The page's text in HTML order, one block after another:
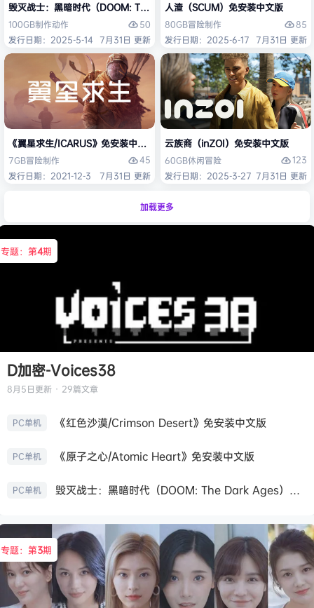
毁灭战士：黑暗时代（DOOM: The Dark Ages）免安装中文版
100GB制作动作
50
发行日期：2025-5-14 7月31日 更新
人渣（SCUM）免安装中文版
80GB冒险制作
85
发行日期：2025-6-17 7月31日 更新
《翼星求生/ICARUS》免安装中文版
7GB冒险制作
45
发行日期：2021-12-3
7月31日 更新
云族裔（inZOI）免安装中文版
60GB休闲冒险
123
发行日期：2025-3-27 7月31日 更新
加载更多
专题：第4期
D加密-Voices38
8月5日更新 · 29篇文章
PC单机 《红色沙漠/Crimson Desert》免安装中文版
PC单机 《原子之心/Atomic Heart》免安装中文版
PC单机 毁灭战士：黑暗时代（DOOM: The Dark Ages）免安装中文版
专题：第3期